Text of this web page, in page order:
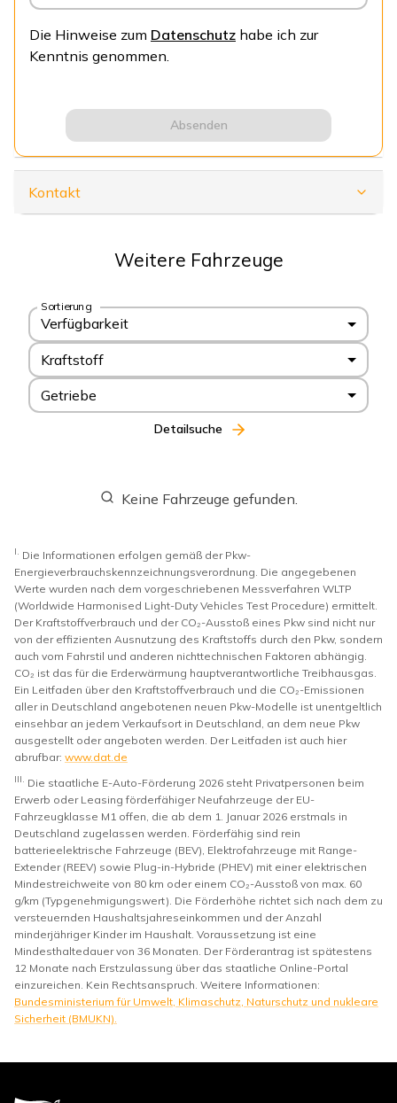
Die Hinweise zum Datenschutz habe ich zur
Kenntnis genommen.
Absenden
Kontakt
Weitere Fahrzeuge
Sortierung
Verfügbarkeit
Kraftstoff
Getriebe
Detailsuche
Keine Fahrzeuge gefunden.
I. Die Informationen erfolgen gemäß der Pkw-
Energieverbrauchskennzeichnungsverordnung. Die angegebenen
Werte wurden nach dem vorgeschriebenen Messverfahren WLTP
(Worldwide Harmonised Light-Duty Vehicles Test Procedure) ermittelt.
Der Kraftstoffverbrauch und der CO₂-Ausstoß eines Pkw sind nicht nur
von der effizienten Ausnutzung des Kraftstoffs durch den Pkw, sondern
auch vom Fahrstil und anderen nichttechnischen Faktoren abhängig.
CO₂ ist das für die Erderwärmung hauptverantwortliche Treibhausgas.
Ein Leitfaden über den Kraftstoffverbrauch und die CO₂-Emissionen
aller in Deutschland angebotenen neuen Pkw-Modelle ist unentgeltlich
einsehbar an jedem Verkaufsort in Deutschland, an dem neue Pkw
ausgestellt oder angeboten werden. Der Leitfaden ist auch hier
abrufbar: www.dat.de
III. Die staatliche E-Auto-Förderung 2026 steht Privatpersonen beim
Erwerb oder Leasing förderfähiger Neufahrzeuge der EU-
Fahrzeugklasse M1 offen, die ab dem 1. Januar 2026 erstmals in
Deutschland zugelassen werden. Förderfähig sind rein
batterieelektrische Fahrzeuge (BEV), Elektrofahrzeuge mit Range-
Extender (REEV) sowie Plug-in-Hybride (PHEV) mit einer elektrischen
Mindestreichweite von 80 km oder einem CO₂-Ausstoß von max. 60
g/km (Typgenehmigungswert). Die Förderhöhe richtet sich nach dem zu
versteuernden Haushaltsjahreseinkommen und der Anzahl
minderjähriger Kinder im Haushalt. Voraussetzung ist eine
Mindesthaltedauer von 36 Monaten. Der Förderantrag ist spätestens
12 Monate nach Erstzulassung über das staatliche Online-Portal
einzureichen. Kein Rechtsanspruch. Weitere Informationen:
Bundesministerium für Umwelt, Klimaschutz, Naturschutz und nukleare
Sicherheit (BMUKN).